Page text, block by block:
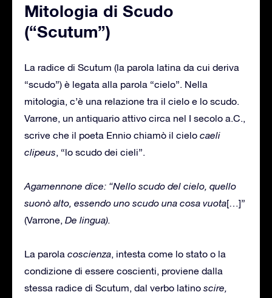
Mitologia di Scudo
(“Scutum”)
La radice di Scutum (la parola latina da cui deriva
“scudo”) è legata alla parola “cielo”. Nella
mitologia, c’è una relazione tra il cielo e lo scudo.
Varrone, un antiquario attivo circa nel I secolo a.C.,
scrive che il poeta Ennio chiamò il cielo caeli
clipeus, “lo scudo dei cieli”.
Agamennone dice: “Nello scudo del cielo, quello
suonò alto, essendo uno scudo una cosa vuota[…]”
(Varrone, De lingua).
La parola coscienza, intesta come lo stato o la
condizione di essere coscienti, proviene dalla
stessa radice di Scutum, dal verbo latino scire,